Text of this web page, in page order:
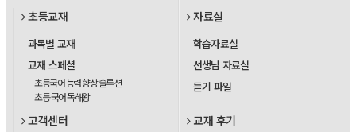
초등교재
과목별 교재
교재 스페셜
초등국어 능력 향상 솔루션
초등 국어 독해왕
자료실
학습자료실
선생님 자료실
듣기 파일
고객센터 교재 후기